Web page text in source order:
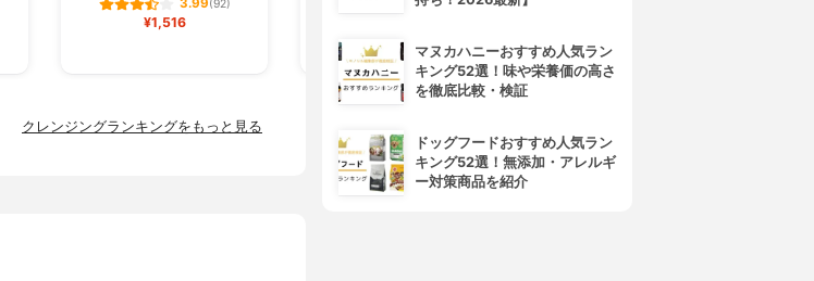
3.99(92)
¥1,516
ミルク
¥2,749
クレンジングランキングをもっと見る
マヌカハニーおすすめ人気ラン
キング52選！味や栄養価の高さ
を徹底比較・検証
ドッグフードおすすめ人気ラン
キング52選！無添加・アレルギ
ー対策商品を紹介